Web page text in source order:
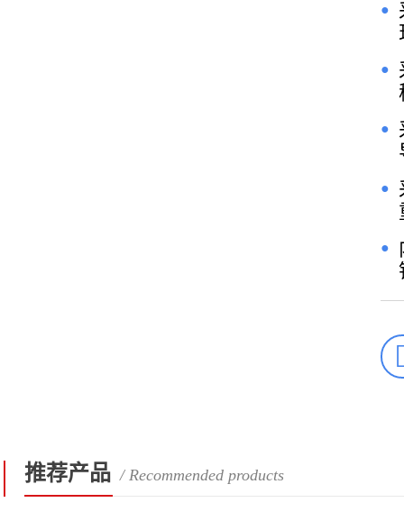
●
●
●
●
●
推荐产品 / Recommended products